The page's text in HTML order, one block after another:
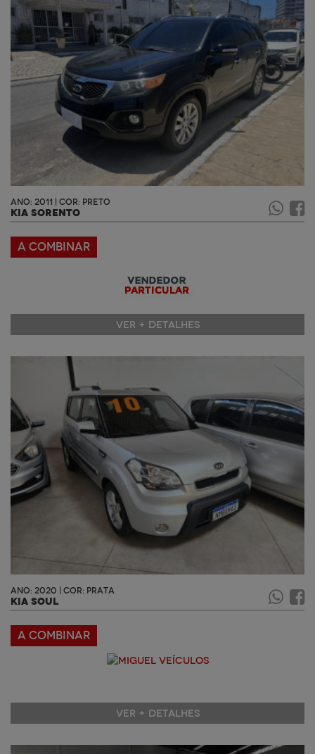
ANO: 2011 | COR: PRETO
KIA SORENTO
A COMBINAR
VER + DETALHES
ANO: 2020 | COR: PRATA
KIA SOUL
A COMBINAR
VER + DETALHES